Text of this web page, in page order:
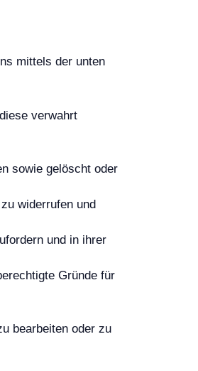
mittels der unten
verwahrt
sowie gelöscht oder
widerrufen und
und in ihrer
Gründe für
bearbeiten oder zu